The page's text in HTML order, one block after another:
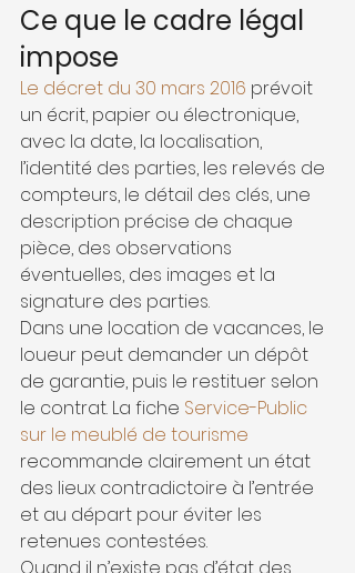
Ce que le cadre légal
impose
Le décret du 30 mars 2016 prévoit
un écrit, papier ou électronique,
avec la date, la localisation,
l’identité des parties, les relevés de
compteurs, le détail des clés, une
description précise de chaque
pièce, des observations
éventuelles, des images et la
signature des parties.
Dans une location de vacances, le
loueur peut demander un dépôt
de garantie, puis le restituer selon
le contrat. La fiche Service-Public
sur le meublé de tourisme
recommande clairement un état
des lieux contradictoire à l’entrée
et au départ pour éviter les
retenues contestées.
Quand il n’existe pas d’état des